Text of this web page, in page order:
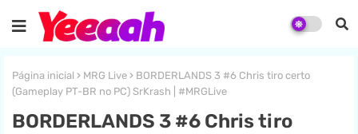
Página inicial MRG Live
BORDERLANDS 3 #6 Chris tiro certo
(Gameplay PT-BR no PC) SrKrash | #MRGLive
BORDERLANDS 3 #6 Chris tiro